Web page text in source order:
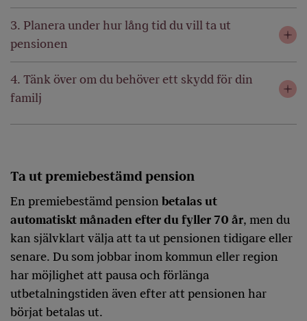
3. Planera under hur lång tid du vill ta ut
pensionen
4. Tänk över om du behöver ett skydd för din
familj
Ta ut premiebestämd pension
En premiebestämd pension betalas ut
automatiskt månaden efter du fyller 70 år, men du
kan självklart välja att ta ut pensionen tidigare eller
senare. Du som jobbar inom kommun eller region
har möjlighet att pausa och förlänga
utbetalningstiden även efter att pensionen har
börjat betalas ut.